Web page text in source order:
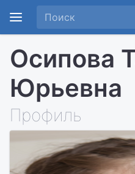
Осипова
Юрьевна
Профиль